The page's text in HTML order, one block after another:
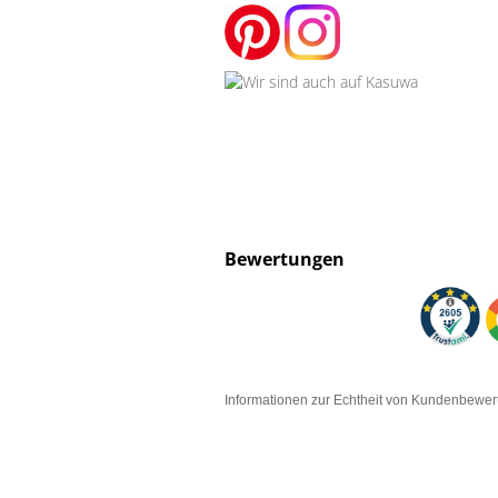
Bewertungen
Informationen zur Echtheit von